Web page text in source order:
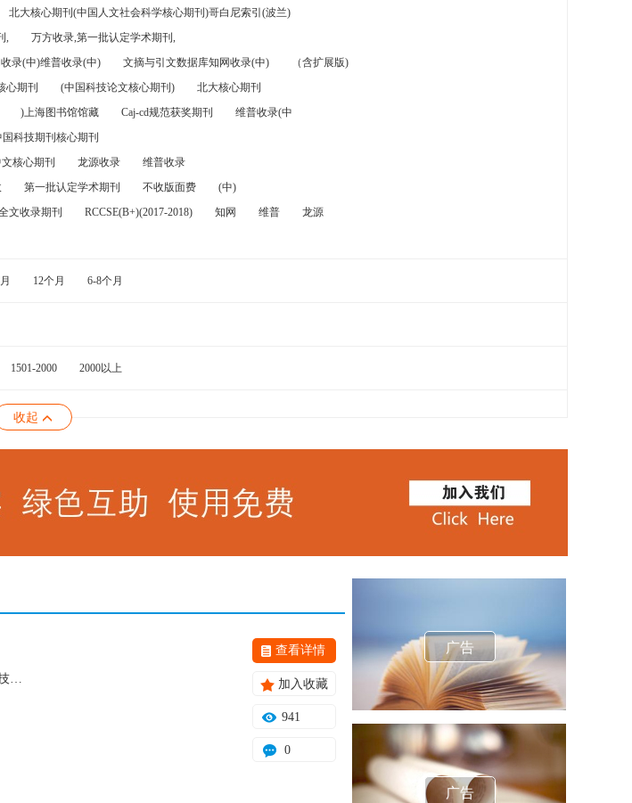
北大核心期刊(中国人文社会科学核心期刊)哥白尼索引(波兰)
,
万方收录,第一批认定学术期刊,
录(中)维普收录(中)
文摘与引文数据库知网收录(中)
（含扩展版)
心期刊 (中国科技论文核心期刊)
北大核心期刊
)上海图书馆馆藏 Caj-cd规范获奖期刊
维普收录(中
国科技期刊核心期刊
核心期刊
龙源收录
维普收录
第一批认定学术期刊 不收版面费
(中)
文收录期刊 RCCSE(B+)(2017-2018) 知网 维普
龙源
12个月 6-8个月
1501-2000 2000以上
收起
查看详情
加入收藏
941
0
广告
广告